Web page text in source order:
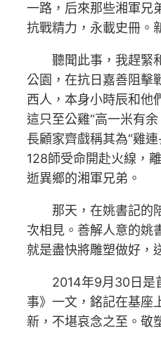
一路，后來那些湘軍兄
抗戰精力，永載史冊。
聽聞此事，我趕緊
公園，在抗日嘉善阻擊
西人，本身小時辰和他
這只至公雞“高一米有
長顧家齊戲稱其為“雞
128師受命開赴火線，
逝異鄉的湘軍兄弟。
那天，在姚書記的
次相見。善解人意的姚
就是盡快將雕塑做好，
2014年9月30日是
事》一文，銘記在基座
新，不堪哀念之至。敬